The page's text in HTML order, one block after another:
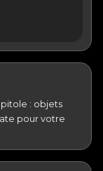
: objets
pour votre